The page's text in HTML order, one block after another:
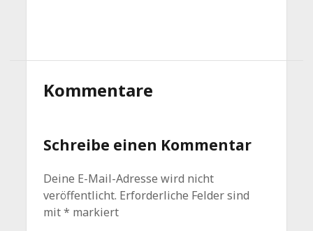
Kommentare
Schreibe einen Kommentar
Deine E-Mail-Adresse wird nicht
veröffentlicht. Erforderliche Felder sind
mit* markiert